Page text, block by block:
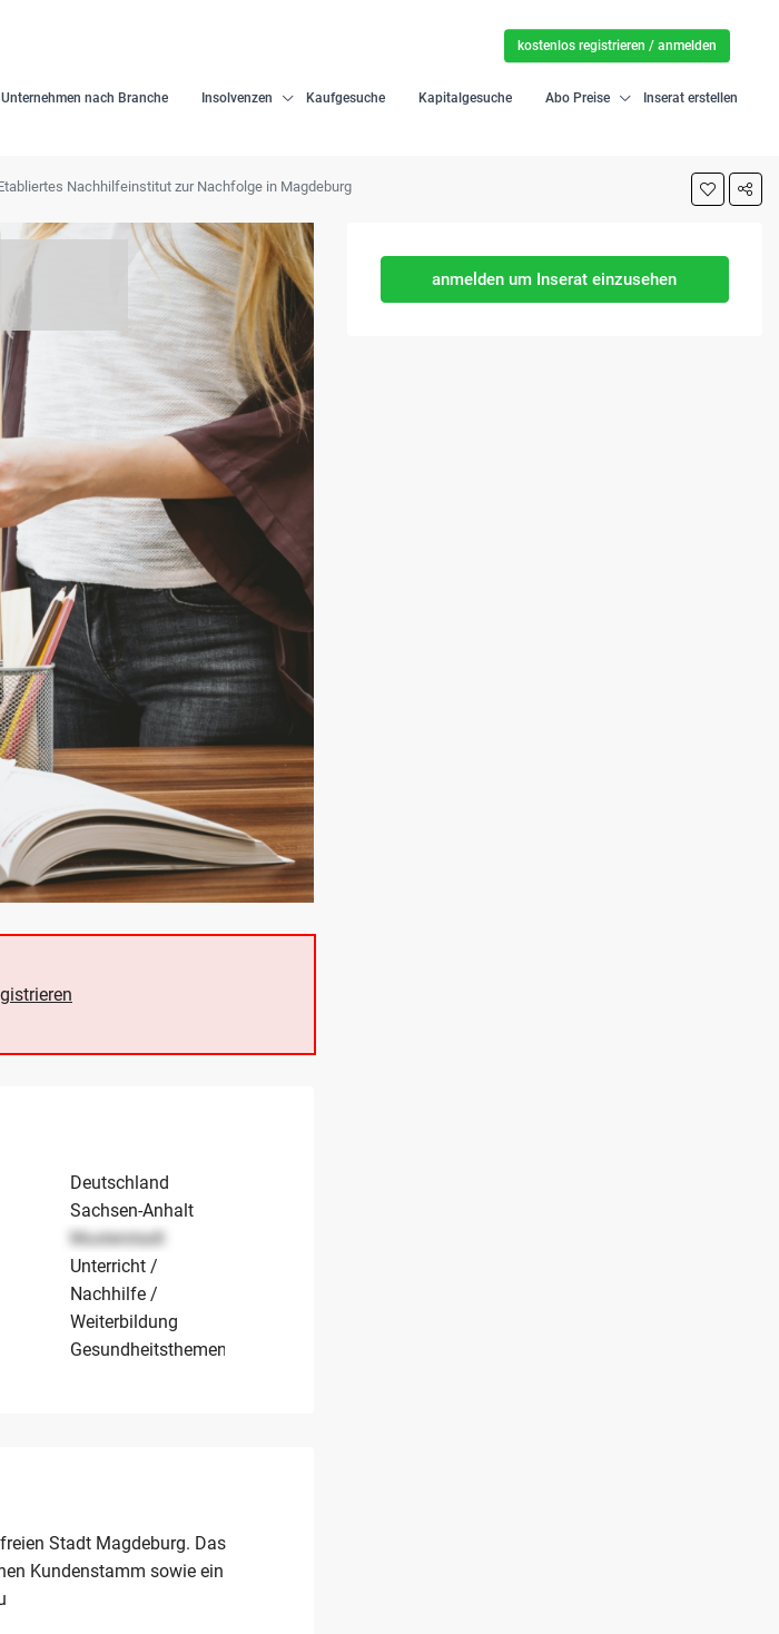
Unternehmen nach Branche Insolvenzen Kaufgesuche Kapitalgesuche Abo Preise Inserat erstellen
kostenlos registrieren / anmelden
Nachhilfeinstitut zur Nachfolge in Magdeburg
Deutschland
Sachsen-Anhalt
Musterstadt
Unterricht /
Nachhilfe /
Weiterbildung
Gesundheitsthemen
Stadt Magdeburg. Das
Kundenstamm sowie ein
anmelden um Inserat einzusehen